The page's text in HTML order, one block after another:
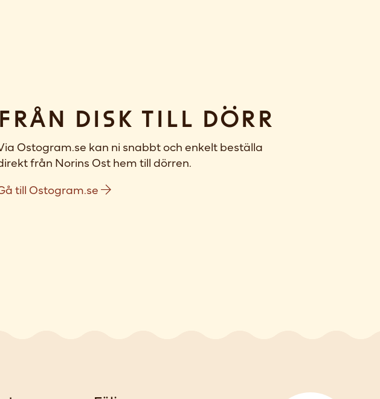
Från disk till dörr
Ostogram.se kan ni snabbt och enkelt beställa
från Norins Ost hem till dörren.
till Ostogram.se